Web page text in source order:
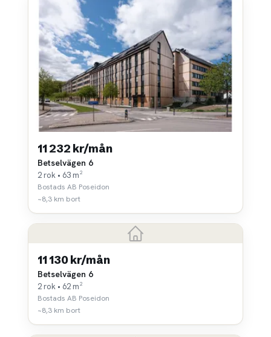
11 232 kr/mån
Betselvägen 6
2 rok • 63 m²
Bostads AB Poseidon
~8,3 km bort
11 130 kr/mån
Betselvägen 6
2 rok • 62 m²
Bostads AB Poseidon
~8,3 km bort